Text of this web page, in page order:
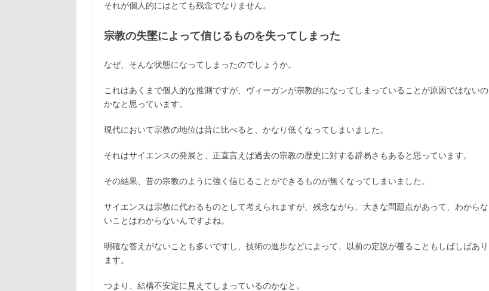
それが個人的にはとても残念でなりません。
宗教の失墜によって信じるものを失ってしまった
なぜ、そんな状態になってしまったのでしょうか。
これはあくまで個人的な推測ですが、ヴィーガンが宗教的になってしまっていることが原因ではないの
かなと思っています。
現代において宗教の地位は昔に比べると、かなり低くなってしまいました。
それはサイエンスの発展と、正直言えば過去の宗教の歴史に対する辟易さもあると思っています。
その結果、昔の宗教のように強く信じることができるものが無くなってしまいました。
サイエンスは宗教に代わるものとして考えられますが、残念ながら、大きな問題点があって、わからな
いことはわからないんですよね。
明確な答えがないことも多いですし、技術の進歩などによって、以前の定説が覆ることもしばしばあり
ます。
つまり、結構不安定に見えてしまっているのかなと。